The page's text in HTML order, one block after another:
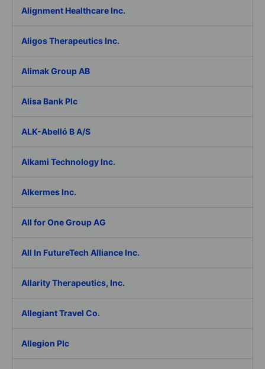
Alignment Healthcare Inc.
Aligos Therapeutics Inc.
Alimak Group AB
Alisa Bank Plc
ALK-Abelló B A/S
Alkami Technology Inc.
Alkermes Inc.
All for One Group AG
All In FutureTech Alliance Inc.
Allarity Therapeutics, Inc.
Allegiant Travel Co.
Allegion Plc